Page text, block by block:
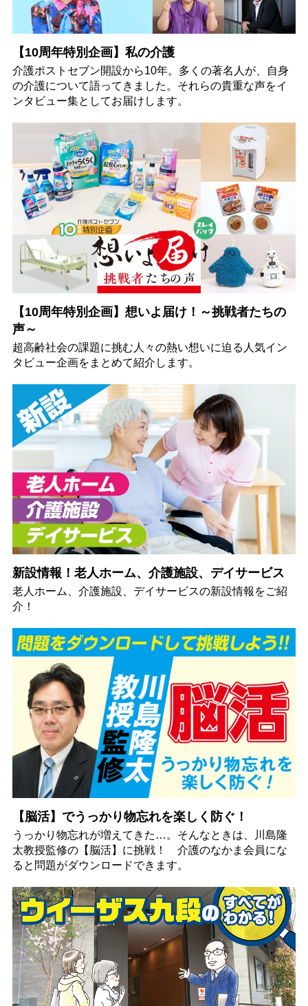
【10周年特別企画】私の介護
介護ポストセブン開設から10年。多くの著名人が、自身
の介護について語ってきました。それらの貴重な声をイ
ンタビュー集としてお届けします。
【10周年特別企画】想いよ届け！～挑戦者たちの
声～
超高齢社会の課題に挑む人々の熱い想いに迫る人気イン
タビュー企画をまとめて紹介します。
新設情報！老人ホーム、介護施設、デイサービス
老人ホーム、介護施設、デイサービスの新設情報をご紹
介！
【脳活】でうっかり物忘れを楽しく防ぐ！
うっかり物忘れが増えてきた…。そんなときは、川島隆
太教授監修の【脳活】に挑戦！ 介護のなかま会員にな
ると問題がダウンロードできます。